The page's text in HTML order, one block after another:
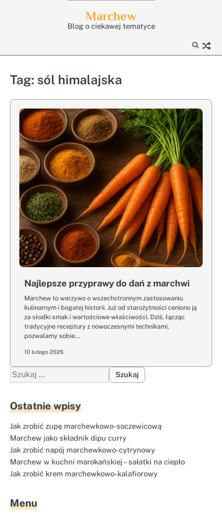
Marchew
Blog o ciekawej tematyce
Tag: sól himalajska
Najlepsze przyprawy do dań z marchwi
Marchew to warzywo o wszechstronnym zastosowaniu
kulinarnym i bogatej historii. Już od starożytności ceniono ją
za słodki smak i wartościowe właściwości. Dziś, łącząc
tradycyjne receptury z nowoczesnymi technikami,
pozwalamy sobie…
10 lutego 2026
Szukaj:
Ostatnie wpisy
Jak zrobić zupę marchewkowo-soczewicową
Marchew jako składnik dipu curry
Jak zrobić napój marchewkowo-cytrynowy
Marchew w kuchni marokańskiej – sałatki na ciepło
Jak zrobić krem marchewkowo-kalafiorowy
Menu